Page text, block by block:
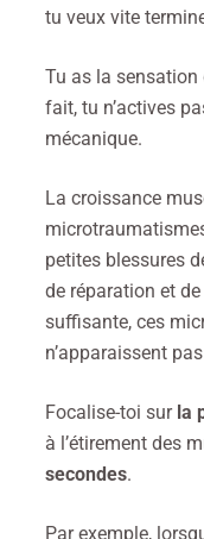
tu veux vite
Tu as la sensation
fait, tu n’actives
mécanique.
La croissance
petites blessures
de réparation et
suffisante, ces
n’apparaissent pas
Focalise-toi sur la
à l’étirement des
secondes.
Par exemple,